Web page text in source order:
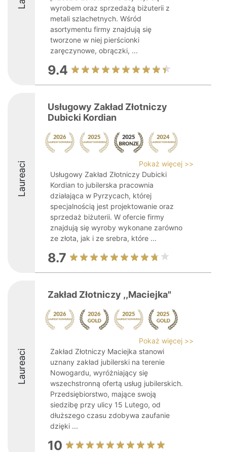
wyrobem oraz sprzedażą biżuterii z
metali szlachetnych. Wśród
asortymentu firmy znajdują się
tworzone w niej pierścionki
zaręczynowe, obrączki, ...
9.4
Laureaci
Usługowy Zakład Złotniczy
Dubicki Kordian
Pokaż więcej >>
Usługowy Zakład Złotniczy Dubicki
Kordian to jubilerska pracownia
działająca w Pyrzycach, której
specjalnością jest projektowanie oraz
sprzedaż biżuterii. W ofercie firmy
znajdują się wyroby wykonane zarówno
ze złota, jak i ze srebra, które ...
8.7
Laureaci
Zakład Złotniczy ,,Maciejka"
Pokaż więcej >>
Zakład Złotniczy Maciejka stanowi
uznany zakład jubilerski na terenie
Nowogardu, wyróżniający się
wszechstronną ofertą usług jubilerskich.
Przedsiębiorstwo, mające swoją
siedzibę przy ulicy 15 Lutego, od
dłuższego czasu zdobywa zaufanie
dzięki ...
10